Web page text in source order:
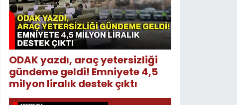
ODAK yazdı, araç yetersizliği
gündeme geldi! Emniyete 4,5
milyon liralık destek çıktı